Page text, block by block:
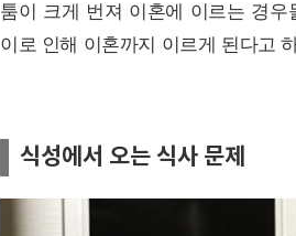
툼이 크게 번져 이혼에 이르는 경
이로 인해 이혼까지 이르게 된다고
식성에서 오는 식사 문제